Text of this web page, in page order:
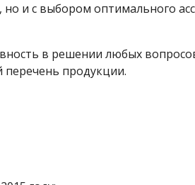
и с выбором оптимального
в решении любых
перечень продукции.